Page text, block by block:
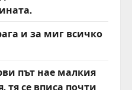
и за миг всичко
път нае малкия
тя се вписа почти